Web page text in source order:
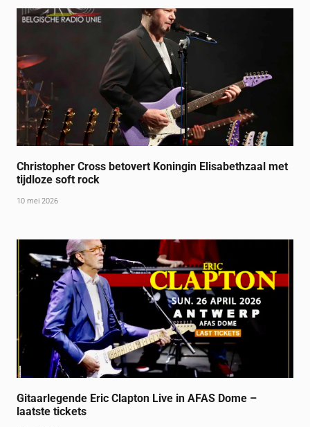
Christopher Cross betovert Koningin Elisabethzaal met
tijdloze soft rock
10 mei 2026
Gitaarlegende Eric Clapton Live in AFAS Dome –
laatste tickets